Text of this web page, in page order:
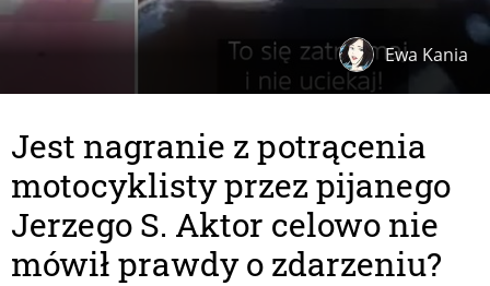
Ewa Kania
Jest nagranie z potrącenia
motocyklisty przez pijanego
Jerzego S. Aktor celowo nie
mówił prawdy o zdarzeniu?